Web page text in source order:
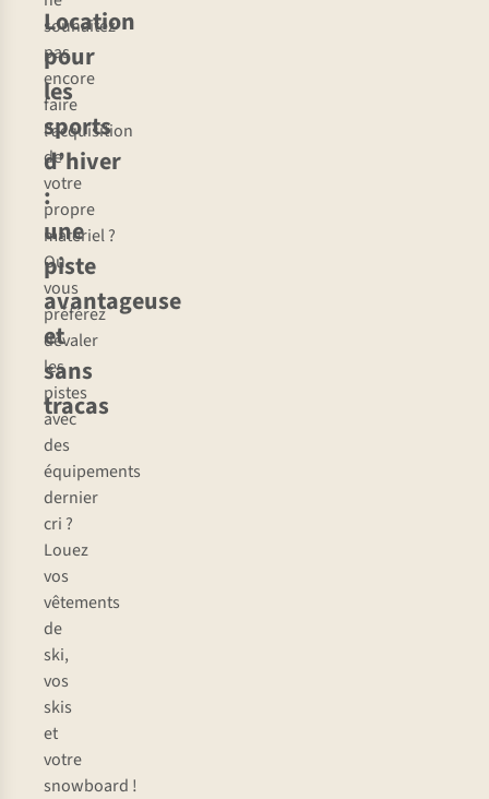
Location
pour
les
sports
d’hiver
:
une
piste
avantageuse
et
sans
tracas
souhaitez
pas
encore
faire
l’acquisition
de
votre
propre
matériel ?
Ou
vous
préférez
dévaler
les
pistes
avec
des
équipements
dernier
cri ?
Louez
vos
vêtements
de
ski,
vos
skis
et
votre
snowboard !